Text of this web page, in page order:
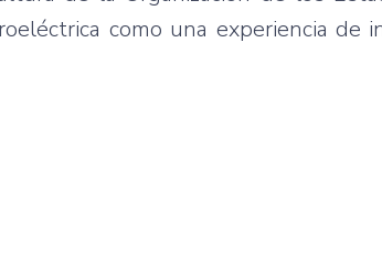
como una experiencia de